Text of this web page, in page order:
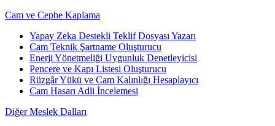
Cam ve Cephe Kaplama
Yapay Zeka Destekli Teklif Dosyası Yazarı
Cam Teknik Şartname Oluşturucu
Enerji Yönetmeliği Uygunluk Denetleyicisi
Pencere ve Kapı Listesi Oluşturucu
Rüzgâr Yükü ve Cam Kalınlığı Hesaplayıcı
Cam Hasarı Adli İncelemesi
Diğer Meslek Dalları